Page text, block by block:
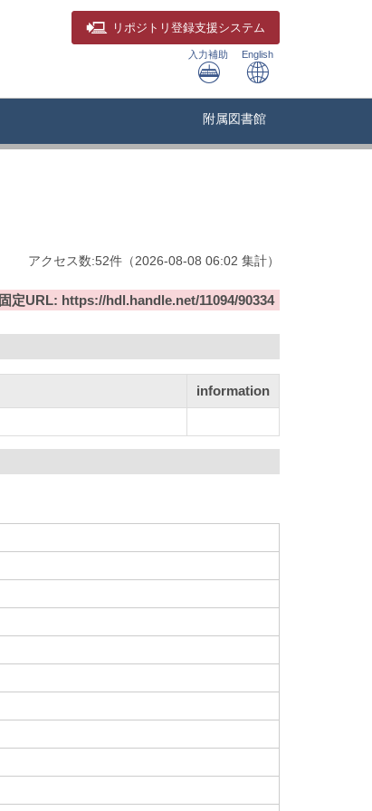
リポジトリ 登録支援システム
入力補助 English
附属図書館
アクセス数:52件 （2026-08-08 06:02 集計）
固定URL: https://hdl.handle.net/11094/90334
information